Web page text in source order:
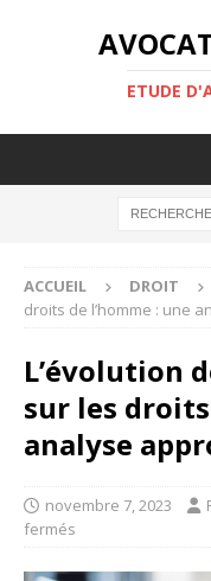
ETUDE
ACCUEIL DROIT
droits de l’homme : une
L’évolution
sur les
analyse
novembre 7, 2023
fermés